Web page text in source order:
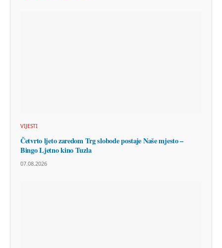
VIJESTI
Četvrto ljeto zaredom Trg slobode postaje Naše mjesto –
Bingo Ljetno kino Tuzla
07.08.2026